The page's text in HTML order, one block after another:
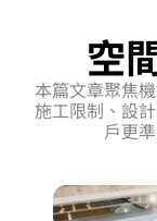
空
本篇文章聚焦
施工限制、設
戶更